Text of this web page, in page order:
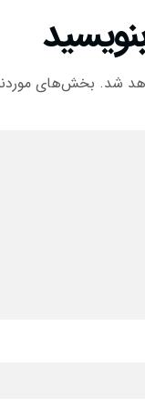
شد. بخش‌های